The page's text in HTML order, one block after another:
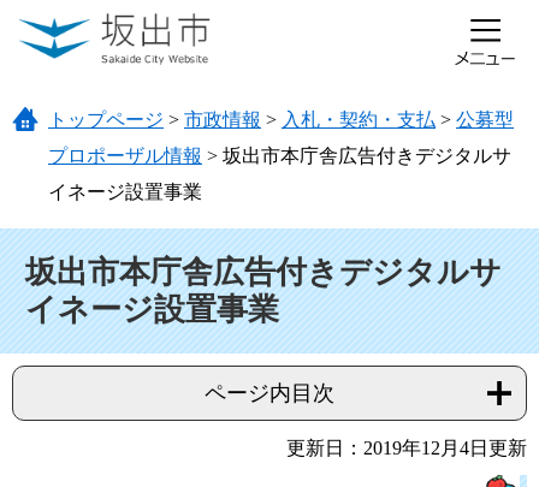
ページの先頭です。
メニューを飛ばして本文へ
トップページ > 市政情報 > 入札・契約・支払 > 公募型
プロポーザル情報 > 坂出市本庁舎広告付きデジタルサ
イネージ設置事業
坂出市本庁舎広告付きデジタルサ
イネージ設置事業
ページ内目次
更新日：2019年12月4日更新